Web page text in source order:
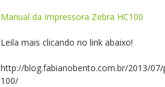
Manual da Impressora Zebra HC100
Leila mais clicando no link abaixo!
http://blog.fabianobento.com.br/2013/
100/